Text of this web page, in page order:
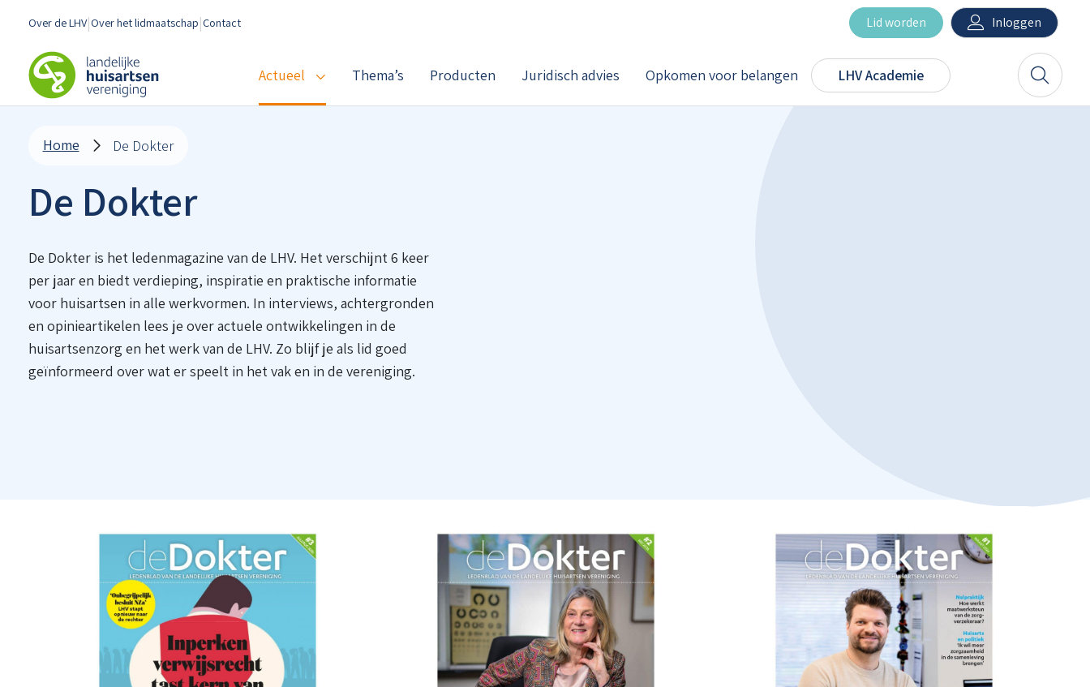
Over de LHV Over het lidmaatschap Contact Lid worden Inloggen
LHV
Actueel Thema’s Producten Juridisch advies Opkomen voor belangen LHV Academie
Zoeken
Home De Dokter
De Dokter
De Dokter is het ledenmagazine van de LHV. Het verschijnt 6 keer
per jaar en biedt verdieping, inspiratie en praktische informatie
voor huisartsen in alle werkvormen. In interviews, achtergronden
en opinieartikelen lees je over actuele ontwikkelingen in de
huisartsenzorg en het werk van de LHV. Zo blijf je als lid goed
geïnformeerd over wat er speelt in het vak en in de vereniging.